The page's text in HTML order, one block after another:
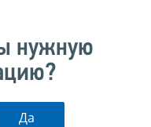
нужную
Да